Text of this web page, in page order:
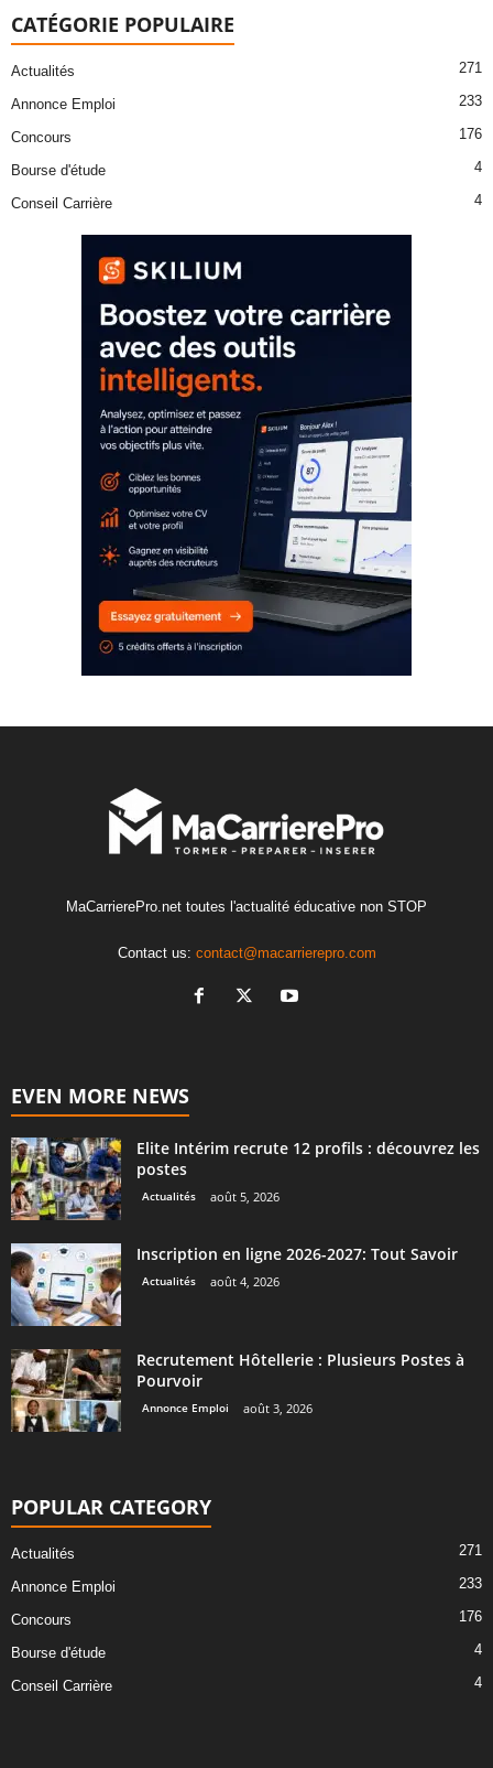
CATÉGORIE POPULAIRE
Actualités 271
Annonce Emploi 233
Concours 176
Bourse d'étude 4
Conseil Carrière 4
MaCarrierePro.net toutes l'actualité éducative non STOP
Contact us: contact@macarrierepro.com
EVEN MORE NEWS
Elite Intérim recrute 12 profils : découvrez les
postes
Actualités août 5, 2026
Inscription en ligne 2026-2027: Tout Savoir
Actualités août 4, 2026
Recrutement Hôtellerie : Plusieurs Postes à
Pourvoir
Annonce Emploi août 3, 2026
POPULAR CATEGORY
Actualités 271
Annonce Emploi 233
Concours 176
Bourse d'étude 4
Conseil Carrière 4